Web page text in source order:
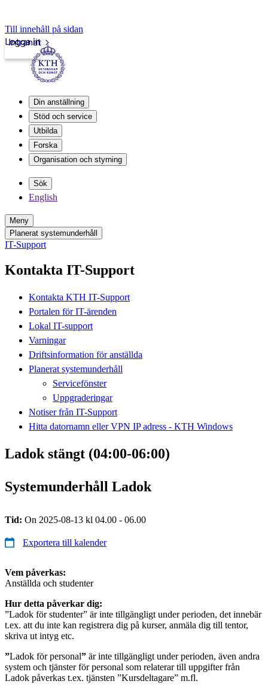
Till innehåll på sidan
Intranät
Logga in
Din anställning
Stöd och service
Utbilda
Forska
Organisation och styrning
Sök
English
Meny
Planerat systemunderhåll
IT-Support
Kontakta IT-Support
Kontakta KTH IT-Support
Portalen för IT-ärenden
Lokal IT-support
Varningar
Driftsinformation för anställda
Planerat systemunderhåll
Servicefönster
Uppgraderingar
Notiser från IT-Support
Hitta datornamn eller VPN IP adress - KTH Windows
Ladok stängt (04:00-06:00)
Systemunderhåll Ladok
Tid: On 2025-08-13 kl 04.00 - 06.00
Exportera till kalender
Vem påverkas:
Anställda och studenter
Hur detta påverkar dig:
”Ladok för studenter” är inte tillgängligt under perioden, det innebär
t.ex. att du inte kan registrera dig på kurser, anmäla dig till tentor,
skriva ut intyg etc.
”Ladok för personal” är inte tillgängligt under perioden, även andra
system och tjänster för personal som relaterar till uppgifter från
Ladok påverkas t.ex. tjänsten ”Kursdeltagare” m.fl.